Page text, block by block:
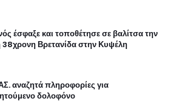
έσφαξε και τοποθέτησε σε βαλίτσα την
38χρονη Βρετανίδα στην Κυψέλη
αναζητά πληροφορίες για
δολοφόνο